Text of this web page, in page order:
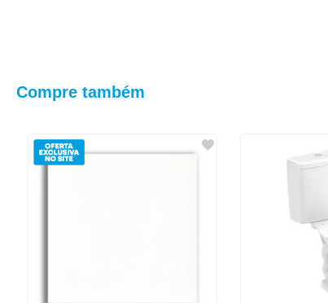
Compre também